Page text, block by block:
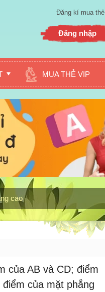
Đăng kí mua thẻ
Đăng nhập
MUA THẺ VIP
cao
của AB và CD; điểm
của mặt phẳng